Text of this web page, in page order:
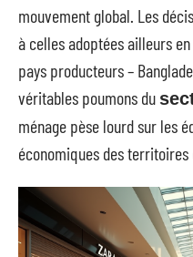
mouvement global. Les
à celles adoptées ailleurs
pays producteurs –
véritables poumons du
ménage pèse lourd sur les
économiques des territoires